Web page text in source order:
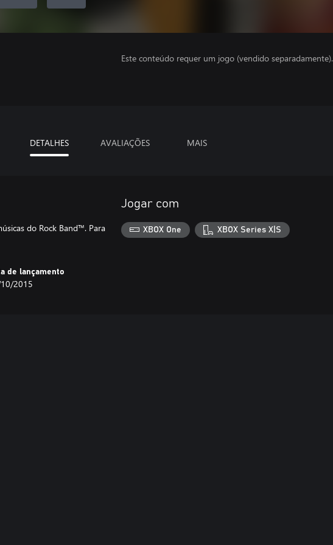
Este conteúdo requer um jogo (vendido separadamente).
DETALHES AVALIAÇÕES MAIS
do Rock Band™. Para
de lançamento
2015
Jogar com
XBOX One XBOX Series X|S